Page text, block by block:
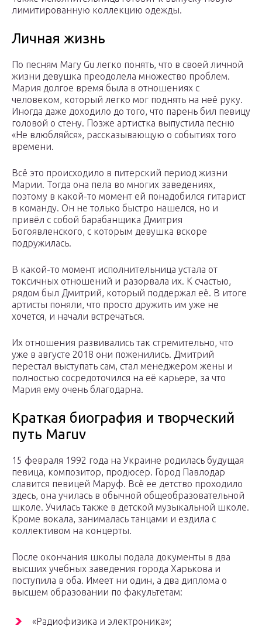
лимитированную коллекцию одежды.
Личная жизнь
По песням Mary Gu легко понять, что в своей личной
жизни девушка преодолела множество проблем.
Мария долгое время была в отношениях с
человеком, который легко мог поднять на неё руку.
Иногда даже доходило до того, что парень бил певицу
головой о стену. Позже артистка выпустила песню
«Не влюбляйся», рассказывающую о событиях того
времени.
Всё это происходило в питерский период жизни
Марии. Тогда она пела во многих заведениях,
поэтому в какой-то момент ей понадобился гитарист
в команду. Он не только быстро нашелся, но и
привёл с собой барабанщика Дмитрия
Богоявленского, с которым девушка вскоре
подружилась.
В какой-то момент исполнительница устала от
токсичных отношений и разорвала их. К счастью,
рядом был Дмитрий, который поддержал её. В итоге
артисты поняли, что просто дружить им уже не
хочется, и начали встречаться.
Их отношения развивались так стремительно, что
уже в августе 2018 они поженились. Дмитрий
перестал выступать сам, стал менеджером жены и
полностью сосредоточился на её карьере, за что
Мария ему очень благодарна.
Краткая биография и творческий
путь Мaruv
15 февраля 1992 года на Украине родилась будущая
певица, композитор, продюсер. Город Павлодар
славится певицей Маруф. Всё ее детство проходило
здесь, она училась в обычной общеобразовательной
школе. Училась также в детской музыкальной школе.
Кроме вокала, занималась танцами и ездила с
коллективом на концерты.
После окончания школы подала документы в два
высших учебных заведения города Харькова и
поступила в оба. Имеет ни один, а два диплома о
высшем образовании по факультетам:
«Радиофизика и электроника»;